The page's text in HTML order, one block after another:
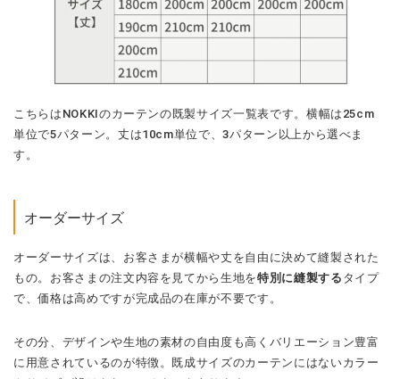
こちらはNOKKIのカーテンの既製サイズ一覧表です。横幅は25cm
単位で5パターン。丈は10cm単位で、3パターン以上から選べま
す。
オーダーサイズ
オーダーサイズは、お客さまが横幅や丈を自由に決めて縫製された
もの。お客さまの注文内容を見てから生地を特別に縫製する タイプ
で、価格は高めですが完成品の在庫が不要です。
その分、デザインや生地の素材の自由度も高くバリエーション豊富
に用意されているのが特徴。既成サイズのカーテンにはないカラー